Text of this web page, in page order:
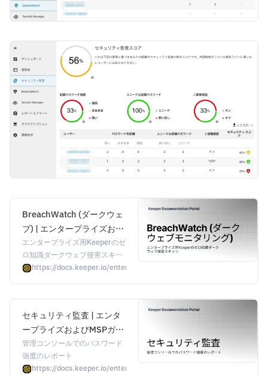
BreachWatch (ダークウェ
ブ) | エンタープライズおよ
びMSPガイド | Keeper
Documentation Portal
エンタープライズ用Keeperのゼ
ロ知識ダークウェブ侵害スキャ
ン https://docs.keeper.io/enterprise-guide-jp/breachwatch
セキュリティ監査 | エンタ
ープライズおよびMSPガイ
ド | Keeper
Documentation Portal
管理コンソールでのパスワード
強度のレポート
https://docs.keeper.io/enterprise-guide-jp/security-audit